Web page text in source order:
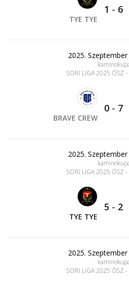
TYE TYE
1 - 6
2025. Szeptember
SORI LIGA 2025 ŐSZ
BRAVE CREW
0 - 7
2025. Szeptember
SORI LIGA 2025 ŐSZ
TYE TYE
5 - 2
2025. Szeptember
SORI LIGA 2025 ŐSZ